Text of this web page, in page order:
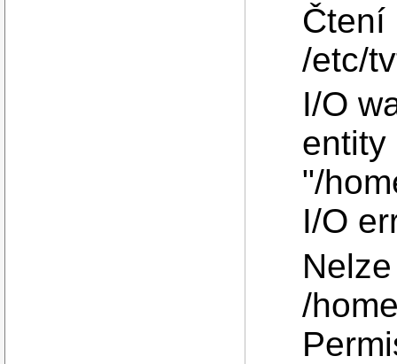
Čtení
/etc/
I/O
entity
"/
I/O
/